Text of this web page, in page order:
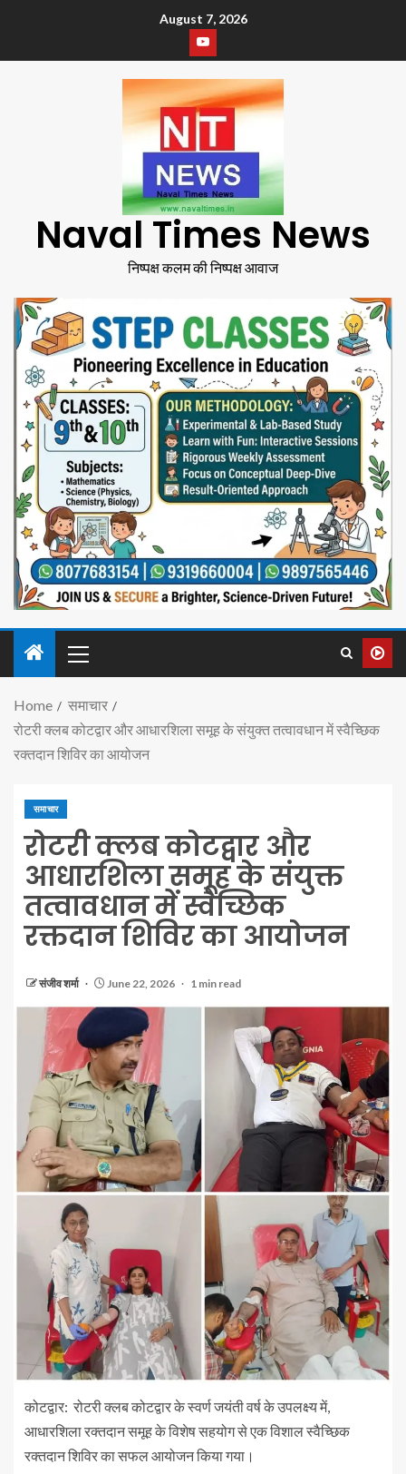
August 7, 2026
Naval Times News
निष्पक्ष कलम की निष्पक्ष आवाज
Home
समाचार
रोटरी क्लब कोटद्वार और आधारशिला समूह के संयुक्त तत्वावधान में स्वैच्छिक
रक्तदान शिविर का आयोजन
समाचार
रोटरी क्लब कोटद्वार और
आधारशिला समूह के संयुक्त
तत्वावधान में स्वैच्छिक
रक्तदान शिविर का आयोजन
संजीव शर्मा June 22, 2026 1 min read
कोटद्वार: रोटरी क्लब कोटद्वार के स्वर्ण जयंती वर्ष के उपलक्ष्य में,
आधारशिला रक्तदान समूह के विशेष सहयोग से एक विशाल स्वैच्छिक
रक्तदान शिविर का सफल आयोजन किया गया।